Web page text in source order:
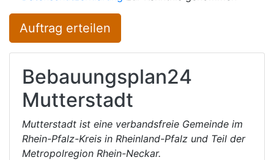
Auftrag erteilen
Bebauungsplan24
Mutterstadt
Mutterstadt ist eine verbandsfreie Gemeinde im
Rhein-Pfalz-Kreis in Rheinland-Pfalz und Teil der
Metropolregion Rhein-Neckar.